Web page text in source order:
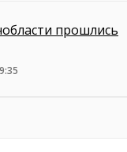
прошлись